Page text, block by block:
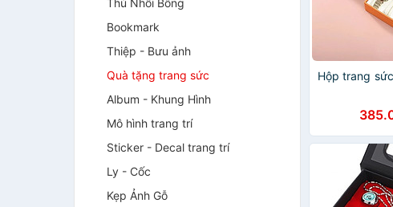
Thú Nhồi Bông
Bookmark
Thiệp - Bưu ảnh
Quà tặng trang sức
Album - Khung Hình
Mô hình trang trí
Sticker - Decal trang trí
Ly - Cốc
Kẹp Ảnh Gỗ
Hộp trang